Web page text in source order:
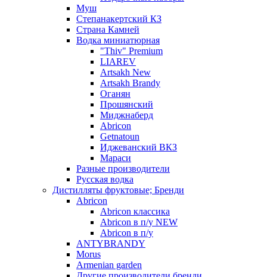
Муш
Степанакертский КЗ
Страна Камней
Водка миниатюрная
"Thiv" Premium
LIAREV
Artsakh New
Artsakh Brandy
Оганян
Прошянский
Миджнаберд
Abricon
Getnatoun
Иджеванский ВКЗ
Мараси
Разные производители
Русская водка
Дистилляты фруктовые; Бренди
Abricon
Abricon классика
Abricon в п/у NEW
Abricon в п/у
ANTYBRANDY
Morus
Armenian garden